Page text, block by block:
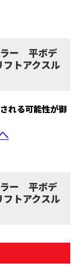
ー 平ボデ
トアクスル
れる可能性が御
ー 平ボデ
トアクスル